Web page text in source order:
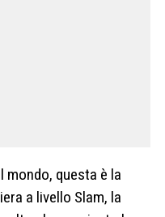
mondo, questa è la
a livello Slam, la